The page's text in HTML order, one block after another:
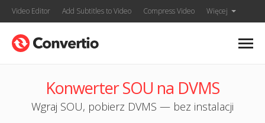
Video Editor Add Subtitles to Video Compress Video Więcej
Konwerter SOU na DVMS
Wgraj SOU, pobierz DVMS — bez instalacji